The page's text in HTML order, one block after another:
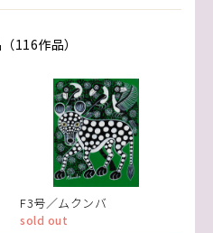
116作品）
F3号／ムクンバ
sold out